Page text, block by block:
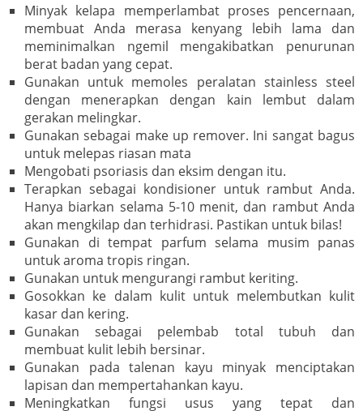
Minyak kelapa memperlambat proses pencernaan,
membuat Anda merasa kenyang lebih lama dan
meminimalkan ngemil mengakibatkan penurunan
berat badan yang cepat.
Gunakan untuk memoles peralatan stainless steel
dengan menerapkan dengan kain lembut dalam
gerakan melingkar.
Gunakan sebagai make up remover. Ini sangat bagus
untuk melepas riasan mata
Mengobati psoriasis dan eksim dengan itu.
Terapkan sebagai kondisioner untuk rambut Anda.
Hanya biarkan selama 5-10 menit, dan rambut Anda
akan mengkilap dan terhidrasi. Pastikan untuk bilas!
Gunakan di tempat parfum selama musim panas
untuk aroma tropis ringan.
Gunakan untuk mengurangi rambut keriting.
Gosokkan ke dalam kulit untuk melembutkan kulit
kasar dan kering.
Gunakan sebagai pelembab total tubuh dan
membuat kulit lebih bersinar.
Gunakan pada talenan kayu minyak menciptakan
lapisan dan mempertahankan kayu.
Meningkatkan fungsi usus yang tepat dan